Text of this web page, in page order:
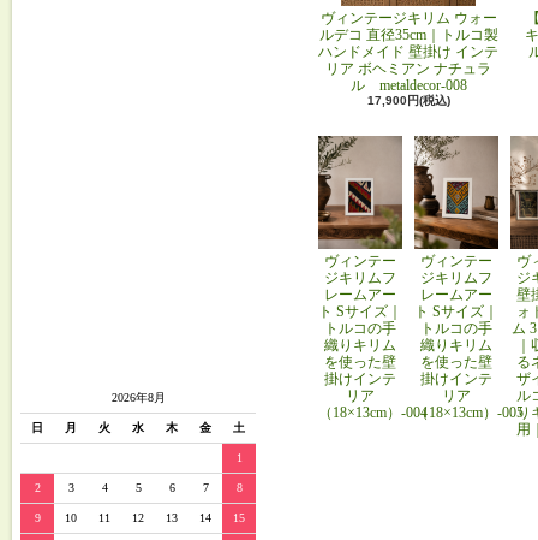
2026年8月
日 月 火 水 木 金 土
1
2 3 4 5 6 7 8
9 10 11 12 13 14 15
ヴィンテージキリム ウォー
ルデコ 直径35cm｜トルコ製
ハンドメイド 壁掛け インテ
リア ボヘミアン ナチュラ
ル metaldecor-008
17,900円(税込)
ヴィンテー
ジキリムフ
レームアー
ト Sサイズ｜
トルコの手
織りキリム
を使った壁
掛けインテ
リア
（18×13cm）-004
ヴィンテー
ジキリムフ
レームアー
ト Sサイズ｜
トルコの手
織りキリム
を使った壁
掛けインテ
リア
（18×13cm）-005
ヴ
ジ
壁
ォ
ム
る
ザ
ル
り
用